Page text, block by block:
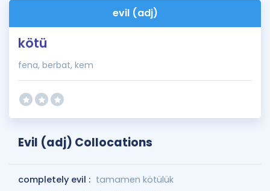
evil (adj)
kötü
fena, berbat, kem
Evil (adj) Collocations
completely evil : tamamen kötülük